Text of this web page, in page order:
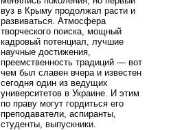
вуз в Крыму продолжал расти и
развиваться. Атмосфера
творческого поиска, мощный
кадровый потенциал, лучшие
научные достижения,
преемственность традиций — вот
чем был славен вчера и известен
сегодня один из ведущих
университетов в Украине. И этим
по праву могут гордиться его
преподаватели, аспиранты,
студенты, выпускники.